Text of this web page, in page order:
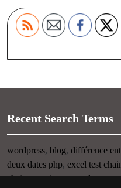
Recent Search Terms
wordpress, blog, différence
deux dates php, excel test
chaine contient,nom du pc,